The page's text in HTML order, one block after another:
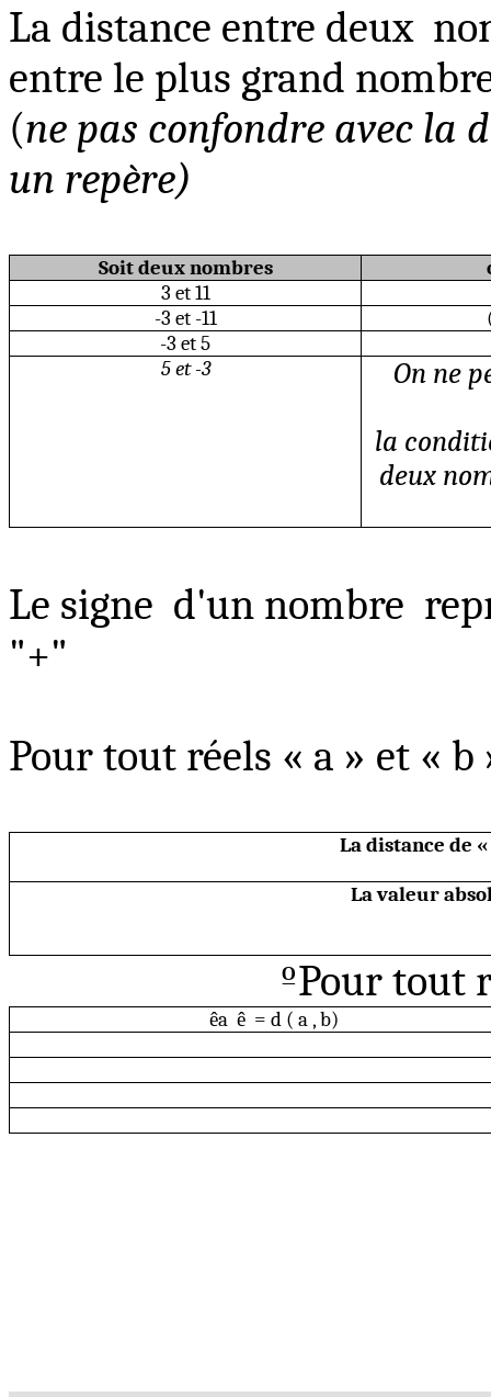
La distance entre deux
entre le plus grand
(ne pas confondre avec la
un repère)
Soit deux nombres
3 et 11
-3 et -11
-3 et 5
5 et -3
On ne
la
deux
Le signe d'un nombre
"+"
Pour tout réels « a » et « b
La distance de «
La valeur
ºPour tout
êa ê = d ( a , b)